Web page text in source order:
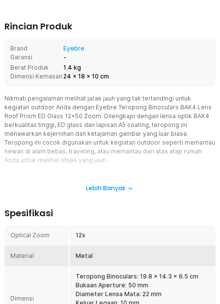
Rincian Produk
Brand
Eyebre
Garansi
-
Berat Produk
1.4 kg
Dimensi Kemasan 24 x 18 x 10 cm
Nikmati pengalaman melihat jarak jauh yang tak tertandingi untuk
kegiatan outdoor Anda dengan Eyebre Teropong Binoculars BAK4 Lens
Roof Prism ED Glass 12x50 Zoom. Dilengkapi dengan lensa optik BAK4
berkualitas tinggi, ED glass dan lapisan A5 coating, teropong ini
menawarkan kejernihan dan ketajaman gambar yang luar biasa.
Teropong ini cocok digunakan untuk kegiatan outdoor seperti memantau
hewan di alam bebas, traveling, atau memantau dari atas atap rumah
Anda untuk melihat objek yang jauh.
dengan desain teropong yang terintegrasi secara solid untuk
maksimal. Spesifikasi seperti lensa aperture 50 mm untuk
pengumpulan cahaya, membuat Anda tetap dapat menggunakan
mata 22 mm untuk memberikan field of view (FOV) yang lebih luas
lama, serta jarak legaan antara mata dengan lensa okuler berjarak
10 mm dan berdiameter 4 mm, jarak ini ideal untuk mengurangi
ketegangan mata serta cocok digunakan untuk Anda yang
berkacamata.
Lebih Banyak
Spesifikasi
Optical Zoom 12x
Material Metal
Dimensi
Teropong Binoculars: 19.8 x 14.3 x 6.5 cm
Bukaan Aperture: 50 mm
Diameter Lensa Mata: 22 mm
Keluar Legaan: 10 mm